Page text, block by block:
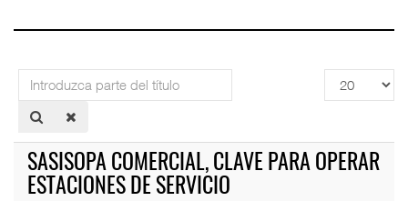
Introduzca
parte
del
Cantidad
a
SASISOPA COMERCIAL, CLAVE PARA OPERAR
ESTACIONES DE SERVICIO